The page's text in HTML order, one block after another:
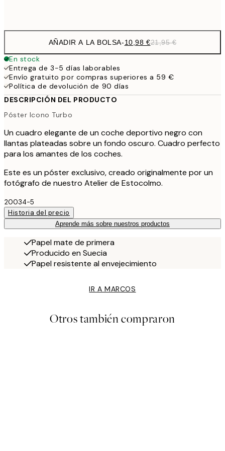
AÑADIR A LA BOLSA-10,98 €21,95 €
En stock
Entrega de 3-5 días laborables
Envío gratuito por compras superiores a 59 €
Política de devolución de 90 días
DESCRIPCIÓN DEL PRODUCTO
Póster Icono Turbo
Un cuadro elegante de un coche deportivo negro con
llantas plateadas sobre un fondo oscuro. Cuadro perfecto
para los amantes de los coches.
Este es un póster exclusivo, creado originalmente por un
fotógrafo de nuestro Atelier de Estocolmo.
20034-5
Historia del precio
Aprende más sobre nuestros productos
Papel mate de primera
Producido en Suecia
Papel resistente al envejecimiento
IR A MARCOS
Otros también compraron